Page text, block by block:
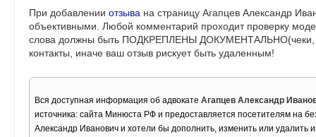
При добавлении отзыва на страницу Агапцев Александр
объективными. Любой комментарий проходит проверку
слова должны быть ПОДКРЕПЛЕНЫ ДОКУМЕНТАЛЬНО(чеки,
контакты, иначе ваш отзыв рискует быть удаленным!
Вся доступная информация об адвокате Агапцев Александр
источника: сайта Минюста РФ и предоставляется посетителям на
Александр Иванович и хотели бы дополнить, изменить или